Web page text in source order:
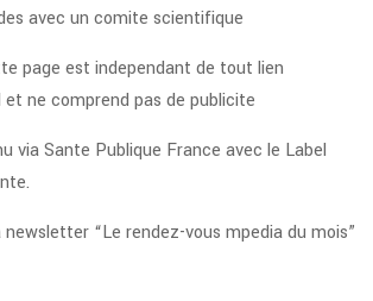
avec un comite scientifique
page est independant de tout lien
ne comprend pas de publicite
via Sante Publique France avec le Label
“Le rendez-vous mpedia du mois”